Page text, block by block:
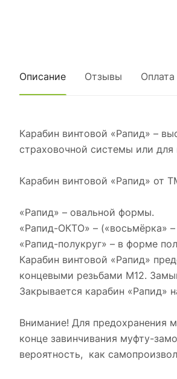
Описание Отзывы Оплата
Карабин винтовой «Рапид» –
страховочной системы или
Карабин винтовой «Рапид» от
«Рапид» – овальной формы.
«Рапид-ОКТО» – («восьмёрка»
«Рапид-полукруг» – в форме
Карабин винтовой «Рапид»
концевыми резьбами М12.
Закрывается карабин «Рапид»
Внимание! Для предохранения
конце завинчивания муфту-
вероятность, как